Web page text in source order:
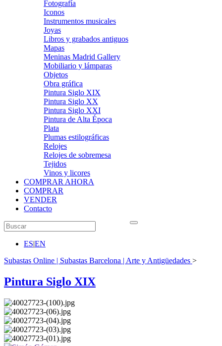
Fotografía
Iconos
Instrumentos musicales
Joyas
Libros y grabados antiguos
Mapas
Meninas Madrid Gallery
Mobiliario y lámparas
Objetos
Obra gráfica
Pintura Siglo XIX
Pintura Siglo XX
Pintura Siglo XXI
Pintura de Alta Época
Plata
Plumas estilográficas
Relojes
Relojes de sobremesa
Tejidos
Vinos y licores
COMPRAR AHORA
COMPRAR
VENDER
Contacto
ES|EN
Subastas Online | Subastas Barcelona | Arte y Antigüedades >
Pintura Siglo XIX